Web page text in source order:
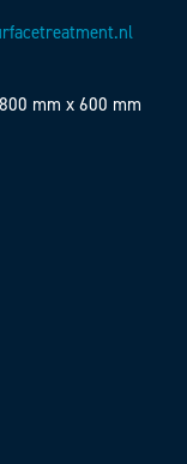
mm x 600 mm